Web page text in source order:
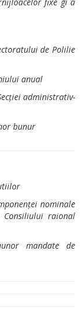
de Polilie
anual
administrativ-
bunur
nominale
raional
mandate de